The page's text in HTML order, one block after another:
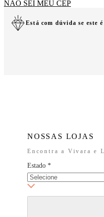
NÃO SEI MEU CEP
Está com dúvida se este
NOSSAS LOJAS
Encontra a Vivara e
Estado *